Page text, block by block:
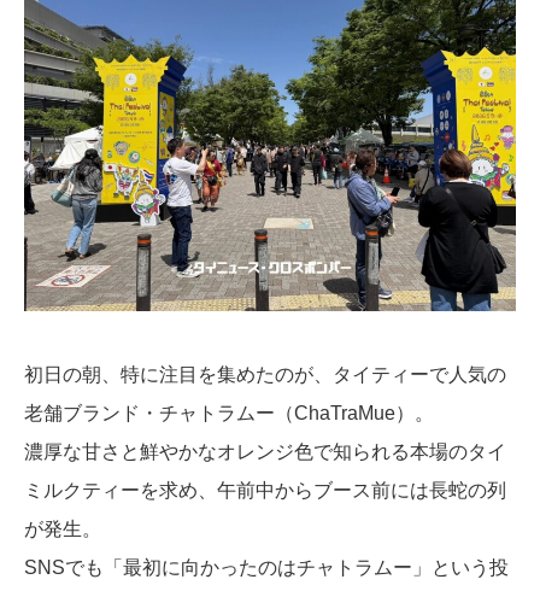
初日の朝、特に注目を集めたのが、タイティーで人気の
老舗ブランド・チャトラムー（ChaTraMue）
。
濃厚な甘さと鮮やかなオレンジ色で知られる本場のタイ
ミルクティーを求め、午前中からブース前には長蛇の列
が発生。
SNSでも「最初に向かったのはチャトラムー」という投